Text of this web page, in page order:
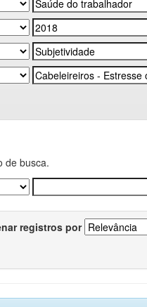
de busca.
registros por